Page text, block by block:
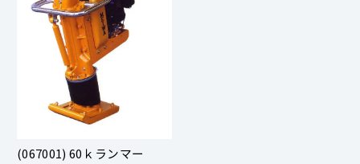
(067001) 60ｋランマー